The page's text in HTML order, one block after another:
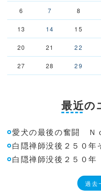
6 7 8
13 14 15
20 21 22
27 28 29
最近の
愛犬の最後の奮闘 Ｎ
白隠禅師没後２５０
白隠禅師没後２５０
過去